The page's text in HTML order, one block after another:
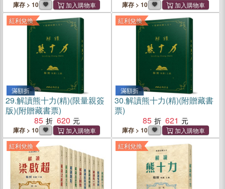
庫存 > 10 庫存 > 10
紅利兌換
滿額折
29.解讀熊十力(精)(限量親簽
版)(附贈藏書票)
85
620
庫存 > 10
紅利兌換
滿額折
30.解讀熊十力(精)(附贈藏書
票)
85
621
庫存 > 10
紅利兌換 紅利兌換